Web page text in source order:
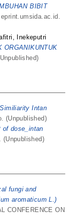
BIBIT
eprint.umsida.ac.id.
Inekeputri
ORGANIKUNTUK
Intan
(Unpublished)
of dose_intan
(Unpublished)
fungi and
aromaticum L.)
CONFERENCE ON